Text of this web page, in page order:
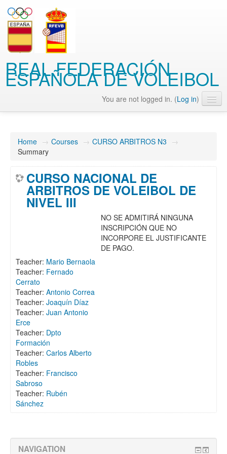
REAL FEDERACIÓN
ESPAÑOLA DE VOLEIBOL
You are not logged in. (Log in)
Home → Courses → CURSO ARBITROS N3 →
Summary
CURSO NACIONAL DE
ARBITROS DE VOLEIBOL DE
NIVEL III
NO SE ADMITIRÁ NINGUNA
INSCRIPCIÓN QUE NO
INCORPORE EL JUSTIFICANTE
DE PAGO.
Teacher: Mario Bernaola
Teacher: Fernado
Cerrato
Teacher: Antonio Correa
Teacher: Joaquín Díaz
Teacher: Juan Antonio
Erce
Teacher: Dpto
Formación
Teacher: Carlos Alberto
Robles
Teacher: Francisco
Sabroso
Teacher: Rubén
Sánchez
NAVIGATION